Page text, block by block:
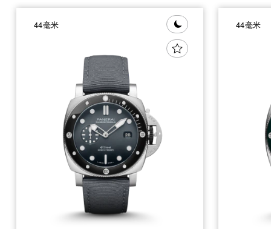
44毫米 44毫米